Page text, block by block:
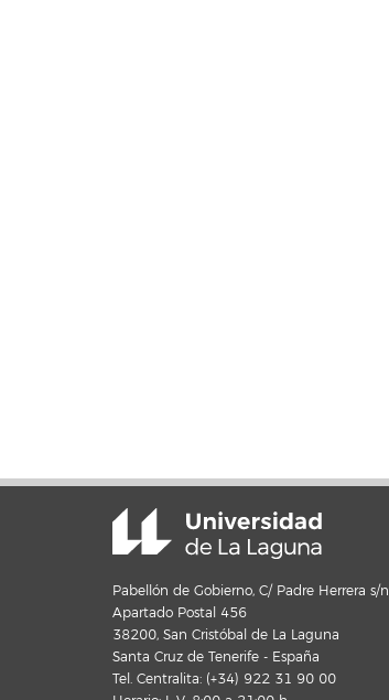
Pabellón de Gobierno, C/ Padre Herrera s/n
Apartado Postal 456
38200, San Cristóbal de La Laguna
Santa Cruz de Tenerife - España
Tel. Centralita: (+34) 922 31 90 00